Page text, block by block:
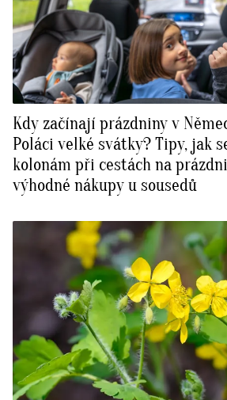
Kdy začínají prázdniny v
Poláci velké svátky? Tipy, jak
kolonám při cestách na
výhodné nákupy u sousedů